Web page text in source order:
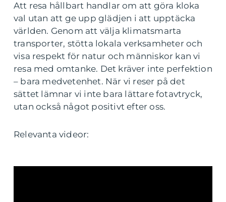
Att resa hållbart handlar om att göra kloka
val utan att ge upp glädjen i att upptäcka
världen. Genom att välja klimatsmarta
transporter, stötta lokala verksamheter och
visa respekt för natur och människor kan vi
resa med omtanke. Det kräver inte perfektion
– bara medvetenhet. När vi reser på det
sättet lämnar vi inte bara lättare fotavtryck,
utan också något positivt efter oss.
Relevanta videor: